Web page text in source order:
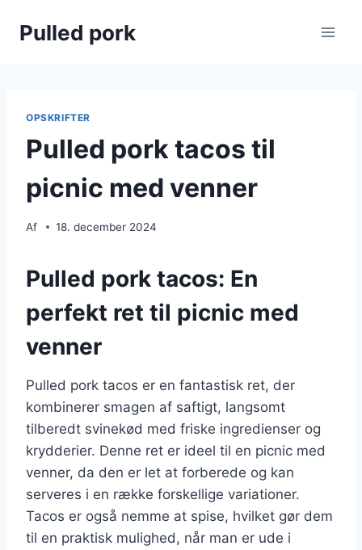
Pulled pork
OPSKRIFTER
Pulled pork tacos til
picnic med venner
Af 18. december 2024
Pulled pork tacos: En
perfekt ret til picnic med
venner
Pulled pork tacos er en fantastisk ret, der
kombinerer smagen af saftigt, langsomt
tilberedt svinekød med friske ingredienser og
krydderier. Denne ret er ideel til en picnic med
venner, da den er let at forberede og kan
serveres i en række forskellige variationer.
Tacos er også nemme at spise, hvilket gør dem
til en praktisk mulighed, når man er ude i